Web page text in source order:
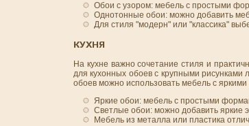
Обои с узором: мебель с простыми
Однотонные обои: можно добавить
Для стиля "модерн" или "классика"
КУХНЯ
На кухне важно сочетание стиля и
для кухонных обоев с крупными
обоев можно использовать мебель с
Яркие обои: мебель с простыми
Светлые обои: можно добавить яркие
Мебель из металла или пластика